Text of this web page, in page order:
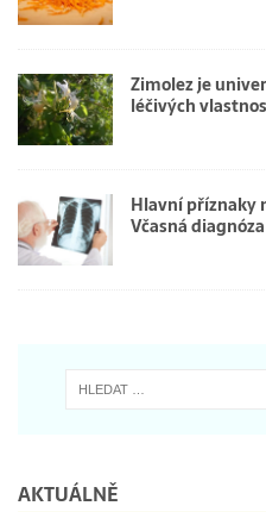
Zimolez je
léčivých
Hlavní příznaky
Včasná
AKTUÁLNĚ